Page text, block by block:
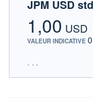
JPM USD
1,00 USD
VALEUR INDICATIVE
LU1850237709 -
(Europe) S.à r.l.